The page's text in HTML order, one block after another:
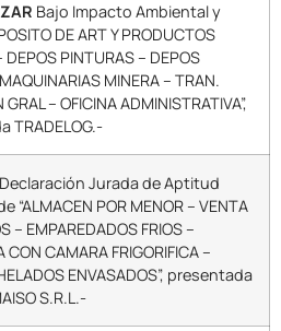
Bajo Impacto Ambiental y
DE ART Y PRODUCTOS
DEPOS PINTURAS – DEPOS
MINERA – TRAN.
GRAL – OFICINA ADMINISTRATIVA”,
TRADELOG.-
Declaración Jurada de Aptitud
“ALMACEN POR MENOR – VENTA
– EMPAREDADOS FRIOS –
CON CAMARA FRIGORIFICA –
ENVASADOS”, presentada
S.R.L.-